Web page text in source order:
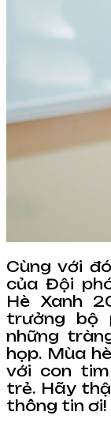
Cùng với
của Đội
Hè Xanh
trưởng bộ
những
họp. Mùa
với con
trẻ. Hãy
thông tin ơi!